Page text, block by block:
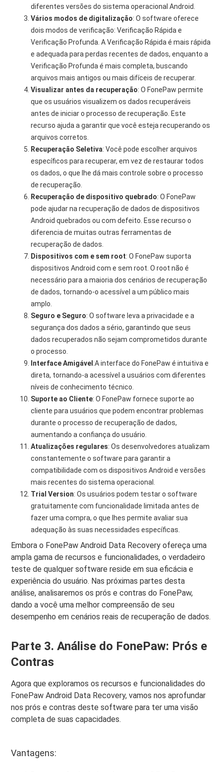
diferentes versões do sistema operacional Android.
Vários modos de digitalização: O software oferece
dois modos de verificação: Verificação Rápida e
Verificação Profunda. A Verificação Rápida é mais rápida
e adequada para perdas recentes de dados, enquanto a
Verificação Profunda é mais completa, buscando
arquivos mais antigos ou mais difíceis de recuperar.
Visualizar antes da recuperação: O FonePaw permite
que os usuários visualizem os dados recuperáveis ​​
antes de iniciar o processo de recuperação. Este
recurso ajuda a garantir que você esteja recuperando os
arquivos corretos.
Recuperação Seletiva: Você pode escolher arquivos
específicos para recuperar, em vez de restaurar todos
os dados, o que lhe dá mais controle sobre o processo
de recuperação.
Recuperação de dispositivo quebrado: O FonePaw
pode ajudar na recuperação de dados de dispositivos
Android quebrados ou com defeito. Esse recurso o
diferencia de muitas outras ferramentas de
recuperação de dados.
Dispositivos com e sem root: O FonePaw suporta
dispositivos Android com e sem root. O root não é
necessário para a maioria dos cenários de recuperação
de dados, tornando-o acessível a um público mais
amplo.
Seguro e Seguro: O software leva a privacidade e a
segurança dos dados a sério, garantindo que seus
dados recuperados não sejam comprometidos durante
o processo.
Interface Amigável :A interface do FonePaw é intuitiva e
direta, tornando-a acessível a usuários com diferentes
níveis de conhecimento técnico.
Suporte ao Cliente: O FonePaw fornece suporte ao
cliente para usuários que podem encontrar problemas
durante o processo de recuperação de dados,
aumentando a confiança do usuário.
Atualizações regulares: Os desenvolvedores atualizam
constantemente o software para garantir a
compatibilidade com os dispositivos Android e versões
mais recentes do sistema operacional.
Trial Version: Os usuários podem testar o software
gratuitamente com funcionalidade limitada antes de
fazer uma compra, o que lhes permite avaliar sua
adequação às suas necessidades específicas.
Embora o FonePaw Android Data Recovery ofereça uma
ampla gama de recursos e funcionalidades, o verdadeiro
teste de qualquer software reside em sua eficácia e
experiência do usuário. Nas próximas partes desta
análise, analisaremos os prós e contras do FonePaw,
dando a você uma melhor compreensão de seu
desempenho em cenários reais de recuperação de dados.
Parte 3. Análise do FonePaw: Prós e
Contras
Agora que exploramos os recursos e funcionalidades do
FonePaw Android Data Recovery, vamos nos aprofundar
nos prós e contras deste software para ter uma visão
completa de suas capacidades.
Vantagens: